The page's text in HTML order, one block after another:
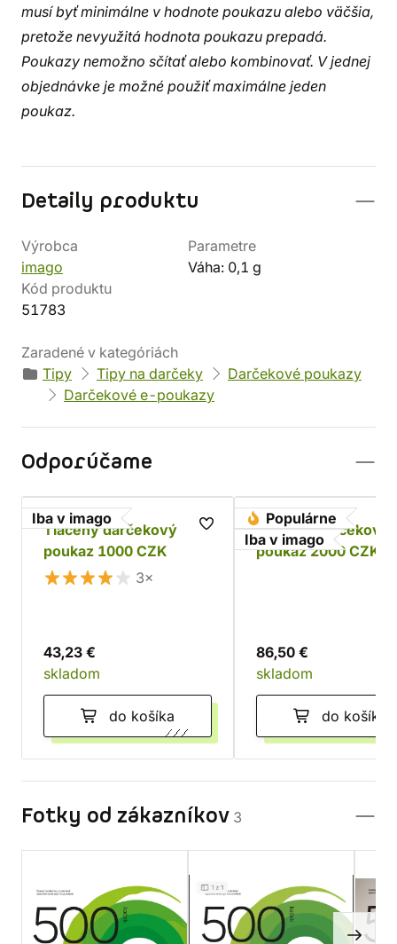
musí byť minimálne v hodnote poukazu alebo väčšia,
pretože nevyužitá hodnota poukazu prepadá.
Poukazy nemožno sčítať alebo kombinovať. V jednej
objednávke je možné použiť maximálne jeden
poukaz.
Detaily produktu
Výrobca
imago
Parametre
Váha: 0,1 g
Kód produktu
51783
Zaradené v kategóriách
Tipy
Tipy na darčeky
Darčekové poukazy
Darčekové e-poukazy
Odporúčame
Iba v imago
Tlačený darčekový
poukaz 1000 CZK
3×
43,23 €
skladom
do košíka
Populárne
Iba v imago
Tlačený darčekový
poukaz 2000 CZK
86,50 €
skladom
do košíka
Fotky od zákazníkov 3